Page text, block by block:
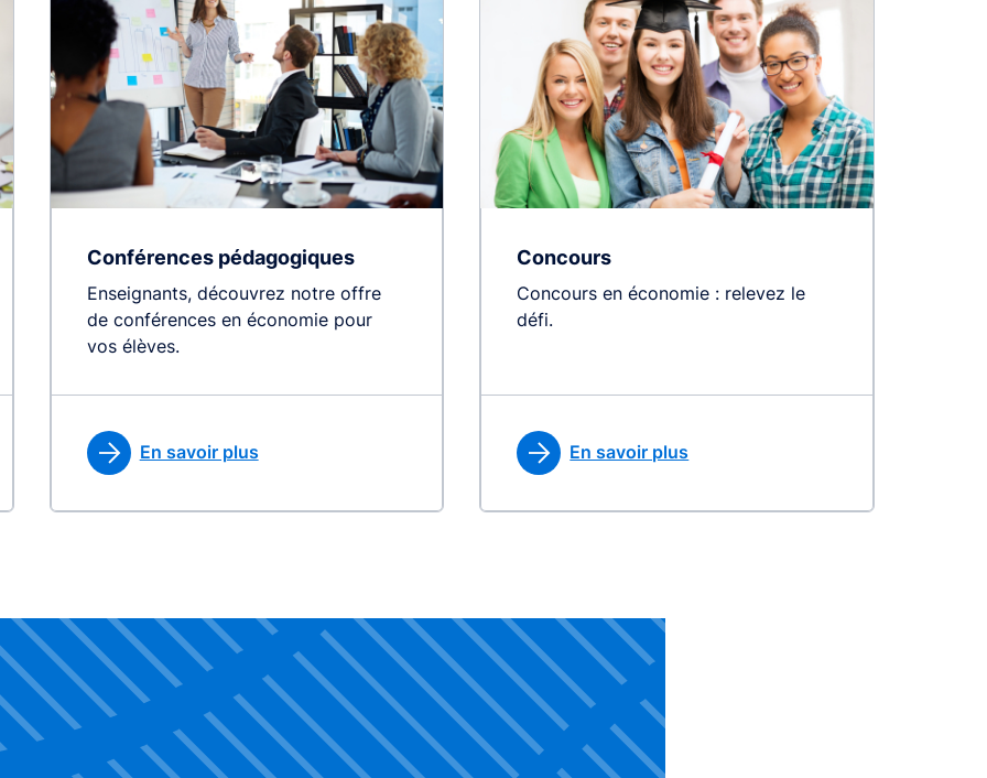
Conférences pédagogiques
Enseignants, découvrez notre offre
de conférences en économie pour
vos élèves.
En savoir plus
Concours
Concours en économie : relevez le
défi.
En savoir plus